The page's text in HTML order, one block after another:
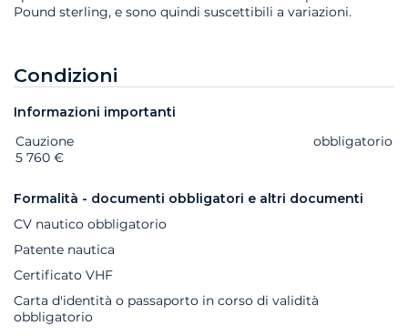
Pound sterling, e sono quindi suscettibili a variazioni.
Condizioni
Informazioni importanti
Extra Stato
Cauzione
obbligatorio
5 760 €
Formalità - documenti obbligatori e altri documenti
CV nautico obbligatorio
Patente nautica
Certificato VHF
Carta d'identità o passaporto in corso di validità
obbligatorio